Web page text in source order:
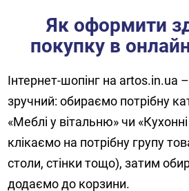
Як оформити
покупку в
Інтернет-шопінг на artos.in.ua
зручний: обираємо потрібну
«Меблі у вітальню» чи
клікаємо на потрібну групу
столи, стінки тощо), затим
додаємо до корзини.